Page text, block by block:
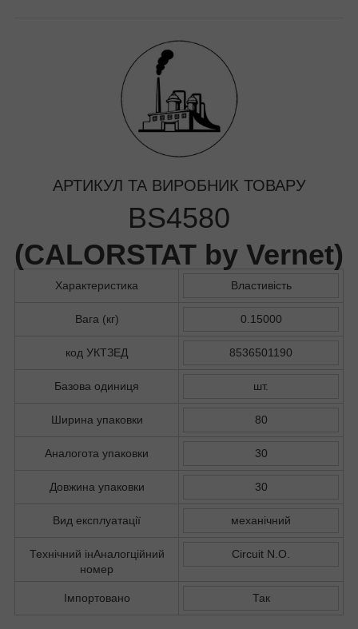
АРТИКУЛ ТА ВИРОБНИК ТОВАРУ
BS4580
(CALORSTAT by Vernet)
Характеристика Властивість
Вага (кг) 0.15000
код УКТЗЕД 8536501190
Базова одиниця шт.
Ширина упаковки 80
Аналогота упаковки 30
Довжина упаковки 30
Вид експлуатації механічний
Технічний інАналогційний
номер
Circuit N.O.
Імпортовано Так